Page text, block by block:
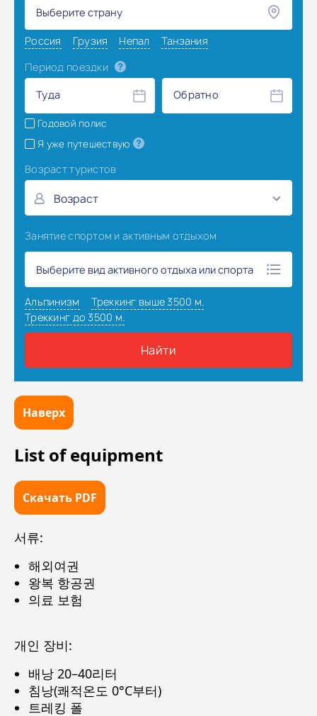
Наверх
List of equipment
Скачать PDF
서류:
해외여권
왕복 항공권
의료 보험
개인 장비:
배낭 20–40리터
침낭(쾌적온도 0°C부터)
트레킹 폴